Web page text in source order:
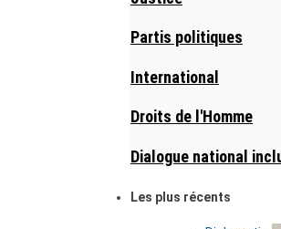
Partis politiques
International
Droits de l'Homme
Dialogue national
Les plus récents